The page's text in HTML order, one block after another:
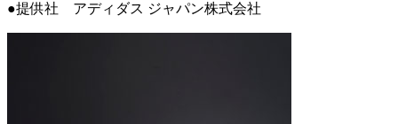
●提供社 アディダス ジャパン株式会社